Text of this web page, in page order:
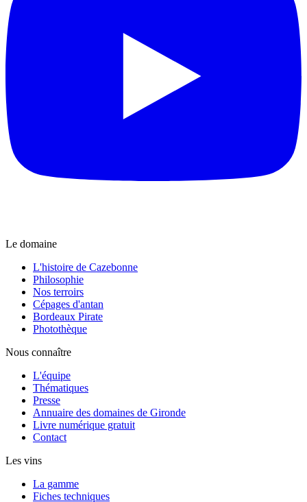
Le domaine
L'histoire de Cazebonne
Philosophie
Nos terroirs
Cépages d'antan
Bordeaux Pirate
Photothèque
Nous connaître
L'équipe
Thématiques
Presse
Annuaire des domaines de Gironde
Livre numérique gratuit
Contact
Les vins
La gamme
Fiches techniques